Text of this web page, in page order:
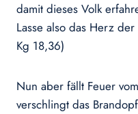
damit dieses Volk
Lasse also das Herz
Kg 18,36)
Nun aber fällt Feuer
verschlingt das